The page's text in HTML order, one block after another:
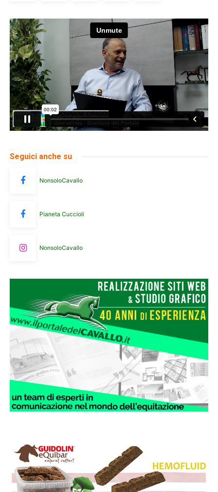
Seguici anche su
NonsoloCavallo
Pianeta Cuccioli
NonsoloCavallo